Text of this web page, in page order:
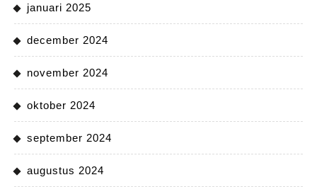
januari 2025
december 2024
november 2024
oktober 2024
september 2024
augustus 2024